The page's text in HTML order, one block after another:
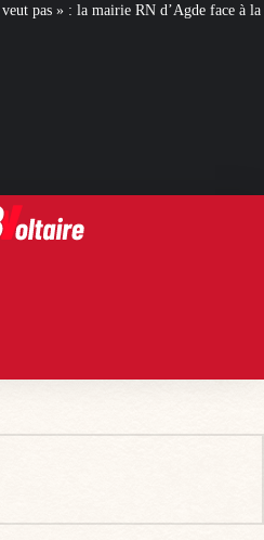
à la meute « antiraciste » La hausse